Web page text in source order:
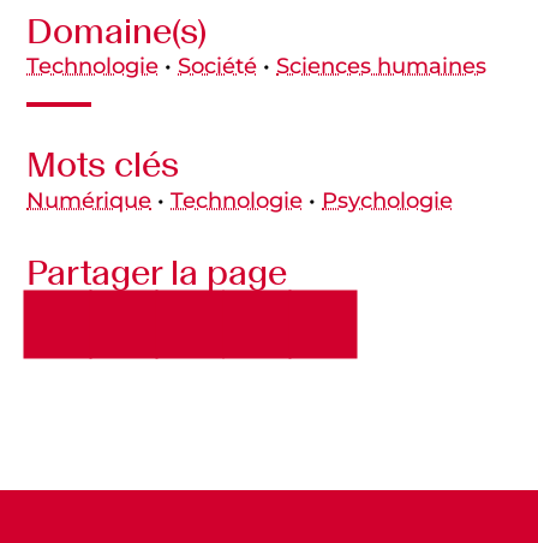
Domaine(s)
Technologie •Société •Sciences humaines
Mots clés
Numérique •Technologie • Psychologie
Partager la page